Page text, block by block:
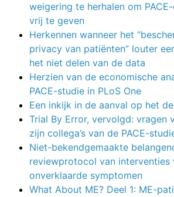
weigering te herhalen om
vrij te geven
Herkennen wanneer het
privacy van patiënten” louter
het niet delen van de data
Herzien van de economische
PACE-studie in PLoS One
Een inkijk in de aanval op het
Trial By Error, vervolgd: vragen
zijn collega’s van de PACE-
Niet-bekendgemaakte
reviewprotocol van interventies
onverklaarde symptomen
What About ME? Deel 1: ME-